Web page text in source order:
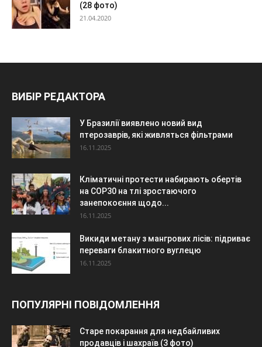
(28 фото)
21.04.2020
ВИБІР РЕДАКТОРА
У Бразилії виявлено новий вид
птерозаврів, які живляться фільтрами
16.11.2025
Кліматичні протести набирають обертів
на COP30 на тлі зростаючого
занепокоєння щодо...
16.11.2025
Викиди метану з мангрових лісів: підриває
переваги блакитного вуглецю
16.11.2025
ПОПУЛЯРНІ ПОВІДОМЛЕННЯ
Старе покарання для недбайливих
продавців і шахраїв (3 фото)